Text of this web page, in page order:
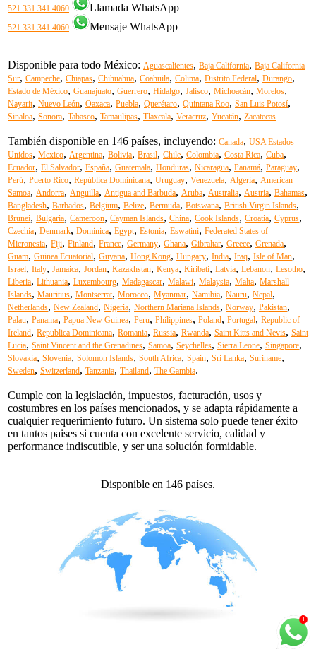
521 331 341 4060 Llamada WhatsApp
521 331 341 4060 Mensaje WhatsApp
Disponible para todo México: Aguascalientes, Baja California, Baja California
Sur, Campeche, Chiapas, Chihuahua, Coahuila, Colima, Distrito Federal, Durango,
Estado de México, Guanajuato, Guerrero, Hidalgo, Jalisco, Michoacán, Morelos,
Nayarit, Nuevo León, Oaxaca, Puebla, Querétaro, Quintana Roo, San Luis Potosí,
Sinaloa, Sonora, Tabasco, Tamaulipas, Tlaxcala, Veracruz, Yucatán, Zacatecas
También disponible en 146 países, incluyendo: Canada, USA Estados
Unidos, Mexico, Argentina, Bolivia, Brasil, Chile, Colombia, Costa Rica, Cuba,
Ecuador, El Salvador, España, Guatemala, Honduras, Nicaragua, Panamá, Paraguay,
Perú, Puerto Rico, República Dominicana, Uruguay, Venezuela, Algeria, American
Samoa, Andorra, Anguilla, Antigua and Barbuda, Aruba, Australia, Austria, Bahamas,
Bangladesh, Barbados, Belgium, Belize, Bermuda, Botswana, British Virgin Islands,
Brunei, Bulgaria, Cameroon, Cayman Islands, China, Cook Islands, Croatia, Cyprus,
Czechia, Denmark, Dominica, Egypt, Estonia, Eswatini, Federated States of
Micronesia, Fiji, Finland, France, Germany, Ghana, Gibraltar, Greece, Grenada,
Guam, Guinea Ecuatorial, Guyana, Hong Kong, Hungary, India, Iraq, Isle of Man,
Israel, Italy, Jamaica, Jordan, Kazakhstan, Kenya, Kiribati, Latvia, Lebanon, Lesotho,
Liberia, Lithuania, Luxembourg, Madagascar, Malawi, Malaysia, Malta, Marshall
Islands, Mauritius, Montserrat, Morocco, Myanmar, Namibia, Nauru, Nepal,
Netherlands, New Zealand, Nigeria, Northern Mariana Islands, Norway, Pakistan,
Palau, Panama, Papua New Guinea, Peru, Philippines, Poland, Portugal, Republic of
Ireland, Republica Dominicana, Romania, Russia, Rwanda, Saint Kitts and Nevis, Saint
Lucia, Saint Vincent and the Grenadines, Samoa, Seychelles, Sierra Leone, Singapore,
Slovakia, Slovenia, Solomon Islands, South Africa, Spain, Sri Lanka, Suriname,
Sweden, Switzerland, Tanzania, Thailand, The Gambia.
Cumple con la legislación, impuestos, facturación, usos y
costumbres en los países mencionados, y se adapta rápidamente a
cualquier requerimiento futuro. Un sistema solo puede tener éxito
en tantos paises si cuenta con excelente servicio, calidad y
performance indiscutible, y ser una solución formidable.
Disponible en 146 países.